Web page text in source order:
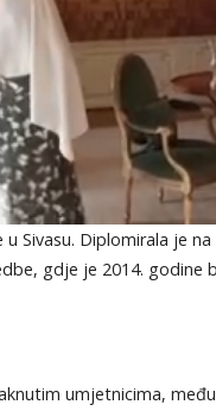
Sivasu. Diplomirala je
gdje je 2014. godine
umjetnicima,